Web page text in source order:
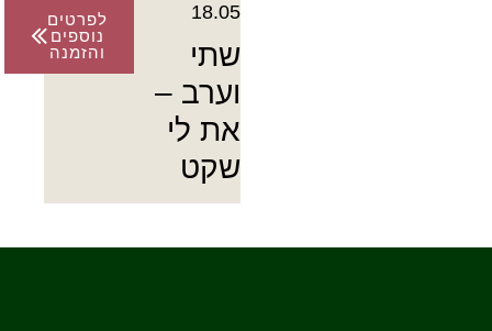
18.05
שתי
וערב –
את לי
שקט
לפרטים
נוספים
והזמנה